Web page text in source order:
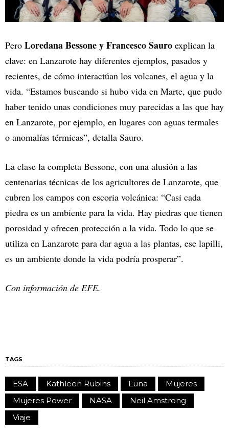
Pero Loredana Bessone y Francesco Sauro explican la
clave: en Lanzarote hay diferentes ejemplos, pasados y
recientes, de cómo interactúan los volcanes, el agua y la
vida. “Estamos buscando si hubo vida en Marte, que pudo
haber tenido unas condiciones muy parecidas a las que hay
en Lanzarote, por ejemplo, en lugares con aguas termales
o anomalías térmicas”, detalla Sauro.
La clase la completa Bessone, con una alusión a las
centenarias técnicas de los agricultores de Lanzarote, que
cubren los campos con escoria volcánica: “Casi cada
piedra es un ambiente para la vida. Hay piedras que tienen
porosidad y ofrecen protección a la vida. Todo lo que se
utiliza en Lanzarote para dar agua a las plantas, ese lapilli,
es un ambiente donde la vida podría prosperar”.
Con información de EFE.
TAGS
ESA Kathleen Rubins Luna
Mujeres
Mujeres Power
NASA
Neil Amstrong
Viaje